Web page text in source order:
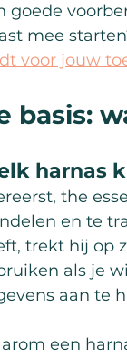
goede
mee
voor jouw
basis:
harnas
the
en te
trekt hij op
als je
aan te
een